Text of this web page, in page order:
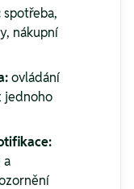
spotřeba,
nákupní
ovládání
jednoho
a